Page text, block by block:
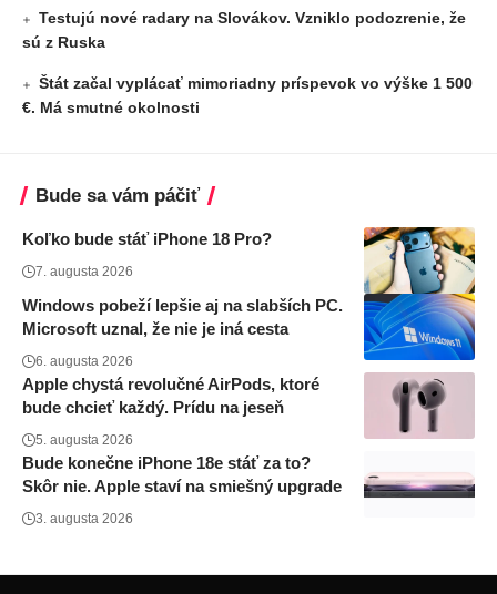
Testujú nové radary na Slovákov. Vzniklo podozrenie, že
sú z Ruska
Štát začal vyplácať mimoriadny príspevok vo výške 1 500
€. Má smutné okolnosti
Bude sa vám páčiť
Koľko bude stáť iPhone 18 Pro?
7. augusta 2026
Windows pobeží lepšie aj na slabších PC.
Microsoft uznal, že nie je iná cesta
6. augusta 2026
Apple chystá revolučné AirPods, ktoré
bude chcieť každý. Prídu na jeseň
5. augusta 2026
Bude konečne iPhone 18e stáť za to?
Skôr nie. Apple staví na smiešný upgrade
3. augusta 2026